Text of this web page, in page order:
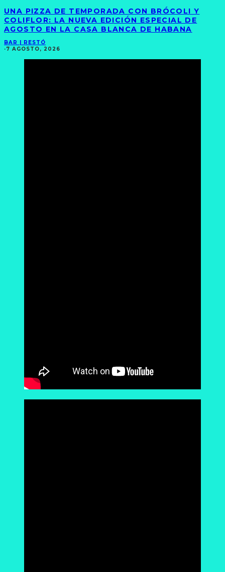
UNA PIZZA DE TEMPORADA CON BRÓCOLI Y
COLIFLOR: LA NUEVA EDICIÓN ESPECIAL DE
AGOSTO EN LA CASA BLANCA DE HABANA
BAR | RESTÓ
·7 AGOSTO, 2026